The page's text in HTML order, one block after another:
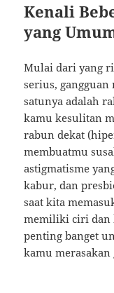
Kenali
yang
Mulai dari yang
serius, gangguan
satunya adalah
kamu kesulitan
rabun dekat
membuatmu
astigmatisme
kabur, dan
saat kita
memiliki ciri dan
penting banget
kamu merasakan